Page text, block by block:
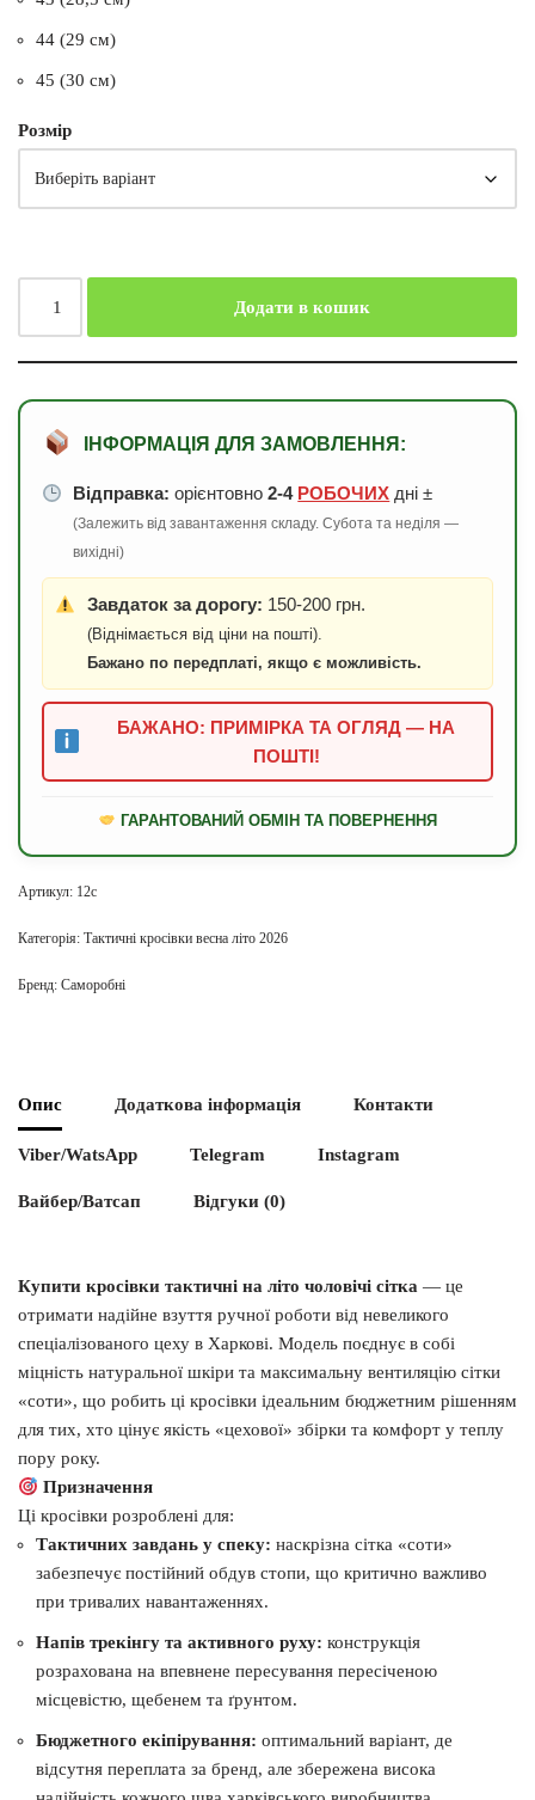
44 (29 см)
45 (30 см)
Розмір
Додати в кошик
ІНФОРМАЦІЯ ДЛЯ ЗАМОВЛЕННЯ:
Відправка: орієнтовно2-4 РОБОЧИХ дні ±
(Залежить від завантаження складу. Субота та неділя —
вихідні)
Завдаток за дорогу: 150-200 грн.
(Віднімається від ціни на пошті).
Бажано по передплаті, якщо є можливість.
БАЖАНО: ПРИМІРКА ТА ОГЛЯД — НА
ПОШТІ!
ГАРАНТОВАНИЙ ОБМІН ТА ПОВЕРНЕННЯ
Артикул: 12с
Категорія: Тактичні кросівки весна літо 2026
Бренд: Саморобні
Опис Додаткова інформація Контакти
Viber/WatsApp Telegram Instagram
Вайбер/Ватсап Відгуки (0)
Купити кросівки тактичні на літо чоловічі сітка — це
отримати надійне взуття ручної роботи від невеликого
спеціалізованого цеху в Харкові. Модель поєднує в собі
міцність натуральної шкіри та максимальну вентиляцію сітки
«соти», що робить ці кросівки ідеальним бюджетним рішенням
для тих, хто цінує якість «цехової» збірки та комфорт у теплу
пору року.
Призначення
Ці кросівки розроблені для:
Тактичних завдань у спеку: наскрізна сітка «соти»
забезпечує постійний обдув стопи, що критично важливо
при тривалих навантаженнях.
Напів трекінгу та активного руху: конструкція
розрахована на впевнене пересування пересіченою
місцевістю, щебенем та ґрунтом.
Бюджетного екіпірування: оптимальний варіант, де
відсутня переплата за бренд, але збережена висока